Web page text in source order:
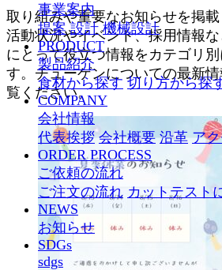
事業案内
提案 設計 機械設計
PRODUCT
製品紹介
食材から探す 切り方から探
COMPANY
会社情報
代表挨拶 会社概要 沿革 ア
ORDER PROCESS
ご依頼の流れ
ご注文の流れ カットテスト
NEWS
お知らせ
SDGs
sdgs
取り組みや重要なお知らせを掲
活動状況やイベント、採用情報
にとって役立つ情報をカテゴリ
す。チューゲンについての最新
覧ください。